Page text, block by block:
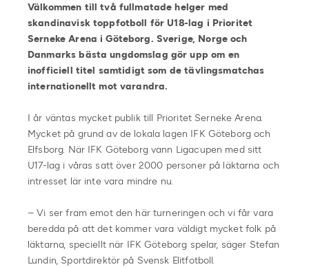
Välkommen till två fullmatade helger med
skandinavisk toppfotboll för U18-lag i Prioritet
Serneke Arena i Göteborg. Sverige, Norge och
Danmarks bästa ungdomslag gör upp om en
inofficiell titel samtidigt som de tävlingsmatchas
internationellt mot varandra.
I år väntas mycket publik till Prioritet Serneke Arena.
Mycket på grund av de lokala lagen IFK Göteborg och
Elfsborg. När IFK Göteborg vann Ligacupen med sitt
U17-lag i våras satt över 2000 personer på läktarna och
intresset lär inte vara mindre nu.
– Vi ser fram emot den här turneringen och vi får vara
beredda på att det kommer vara väldigt mycket folk på
läktarna, speciellt när IFK Göteborg spelar, säger Stefan
Lundin, Sportdirektör på Svensk Elitfotboll.